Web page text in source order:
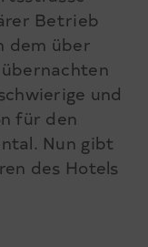
Betrieb
dem über
und
für den
Nun gibt
des Hotels